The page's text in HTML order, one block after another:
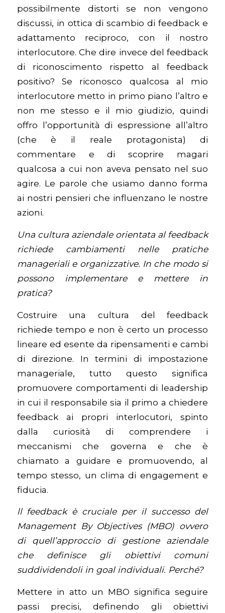
possibilmente distorti se non vengono
discussi, in ottica di scambio di feedback e
adattamento reciproco, con il nostro
interlocutore. Che dire invece del feedback
di riconoscimento rispetto al feedback
positivo? Se riconosco qualcosa al mio
interlocutore metto in primo piano l’altro e
non me stesso e il mio giudizio, quindi
offro l’opportunità di espressione all’altro
(che è il reale protagonista) di
commentare e di scoprire magari
qualcosa a cui non aveva pensato nel suo
agire. Le parole che usiamo danno forma
ai nostri pensieri che influenzano le nostre
azioni.
Una cultura aziendale orientata al feedback
richiede cambiamenti nelle pratiche
manageriali e organizzative. In che modo si
possono implementare e mettere in
pratica?
Costruire una cultura del feedback
richiede tempo e non è certo un processo
lineare ed esente da ripensamenti e cambi
di direzione. In termini di impostazione
manageriale, tutto questo significa
promuovere comportamenti di leadership
in cui il responsabile sia il primo a chiedere
feedback ai propri interlocutori, spinto
dalla curiosità di comprendere i
meccanismi che governa e che è
chiamato a guidare e promuovendo, al
tempo stesso, un clima di engagement e
fiducia.
ll feedback è cruciale per il successo del
Management By Objectives (MBO) ovvero
di quell’approccio di gestione aziendale
che definisce gli obiettivi comuni
suddividendoli in goal individuali. Perché?
Mettere in atto un MBO significa seguire
passi precisi, definendo gli obiettivi